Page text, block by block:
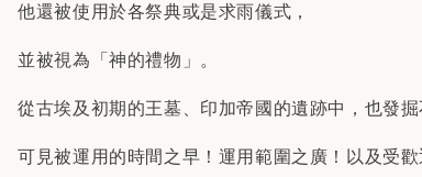
他還被使用於各祭典或是求雨儀式，
並被視為「神的禮物」。
從古埃及初期的王墓、印加帝國的遺跡中，也發掘
可見被運用的時間之早！運用範圍之廣！以及受歡